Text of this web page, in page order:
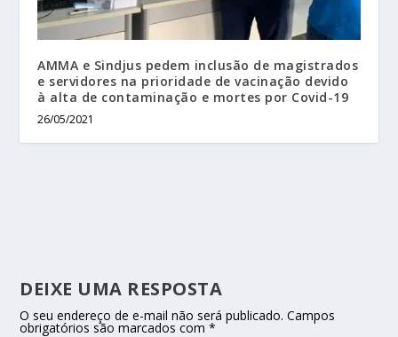
AMMA e Sindjus pedem inclusão de magistrados
e servidores na prioridade de vacinação devido
à alta de contaminação e mortes por Covid-19
26/05/2021
DEIXE UMA RESPOSTA
O seu endereço de e-mail não será publicado. Campos
obrigatórios são marcados com*